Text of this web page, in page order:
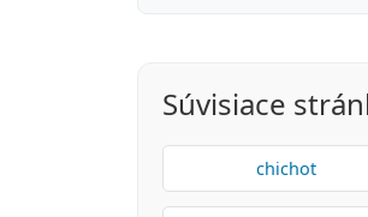
Súvisiace
chichot